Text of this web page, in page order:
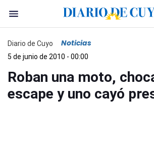
Diario de Cuyo Noticias
5 de junio de 2010 - 00:00
Roban una moto,
escape y uno cayó